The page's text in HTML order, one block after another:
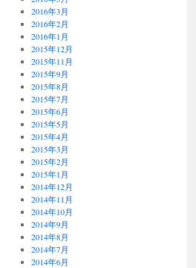
2016年3月
2016年2月
2016年1月
2015年12月
2015年11月
2015年9月
2015年8月
2015年7月
2015年6月
2015年5月
2015年4月
2015年3月
2015年2月
2015年1月
2014年12月
2014年11月
2014年10月
2014年9月
2014年8月
2014年7月
2014年6月